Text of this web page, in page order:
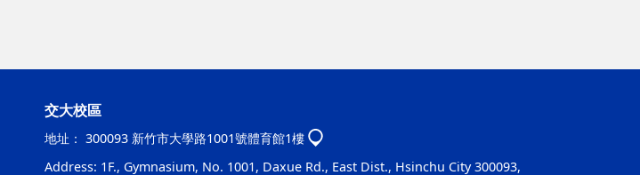
交大校區
地址： 300093 新竹市大學路1001號體育館1樓
Address: 1F., Gymnasium, No. 1001, Daxue Rd., East Dist., Hsinchu City 300093,